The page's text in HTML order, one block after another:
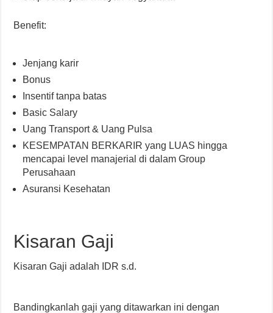
Benefit:
Jenjang karir
Bonus
Insentif tanpa batas
Basic Salary
Uang Transport & Uang Pulsa
KESEMPATAN BERKARIR yang LUAS hingga
mencapai level manajerial di dalam Group
Perusahaan
Asuransi Kesehatan
Kisaran Gaji
Kisaran Gaji adalah IDR s.d.
Bandingkanlah gaji yang ditawarkan ini dengan